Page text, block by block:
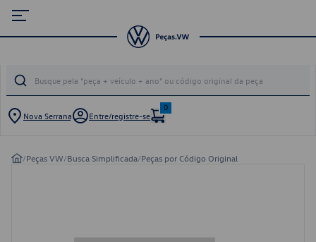
Nova Serrana Entre/registre-se
0
/Peças VW/Busca Simplificada/Peças por Código Original